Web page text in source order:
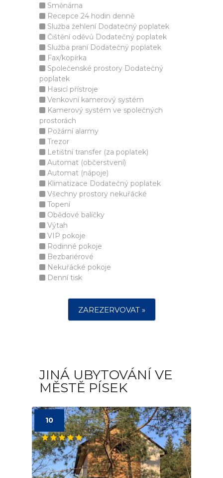
Směnárna
Recepce 24 hodin denně
Služba žehlení Dodatečný poplatek
Čištění oděvů Dodatečný poplatek
Služba praní Dodatečný poplatek
Fax/kopírka
Společenské prostory Dodatečný
poplatek
Hasicí přístroje
Venkovní kamerový systém
Kamerový systém ve společných
prostorách
Požární alarmy
Trezor
Letištní transfer (za poplatek)
Automat (občerstvení)
Automat (nápoje)
Klimatizace Dodatečný poplatek
Všechny prostory nekuřácké
Topení
Obědové balíčky
Výtah
VIP pokoje
Rodinné pokoje
Bezbariérové
Nekuřácké pokoje
Denní tisk
ZAREZERVOVAT »
JINÁ UBYTOVÁNÍ VE
MĚSTĚ PÍSEK
10